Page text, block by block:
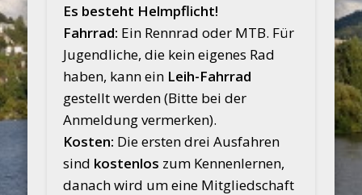
Es besteht Helmpflicht!
Fahrrad: Ein Rennrad oder MTB. Für
Jugendliche, die kein eigenes Rad
haben, kann ein Leih-Fahrrad
gestellt werden (Bitte bei der
Anmeldung vermerken).
Kosten: Die ersten drei Ausfahren
sind kostenlos zum Kennenlernen,
danach wird um eine Mitgliedschaft